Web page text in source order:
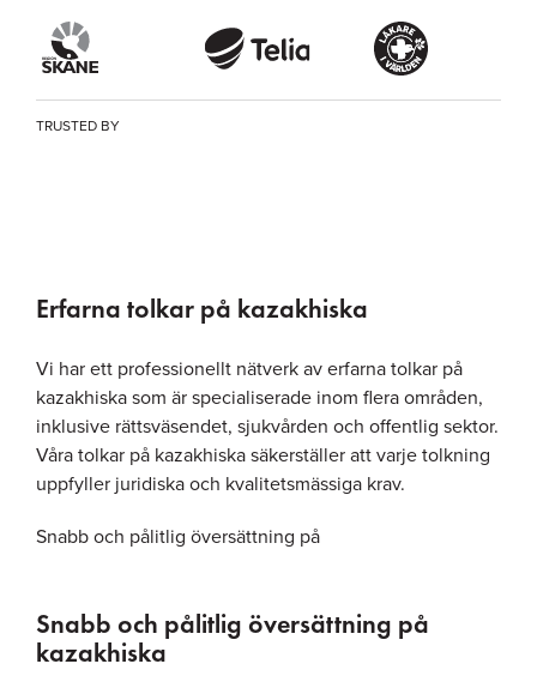
TRUSTED BY
Erfarna tolkar på kazakhiska
Vi har ett professionellt nätverk av erfarna tolkar på
kazakhiska som är specialiserade inom flera områden,
inklusive rättsväsendet, sjukvården och offentlig sektor.
Våra tolkar på kazakhiska säkerställer att varje tolkning
uppfyller juridiska och kvalitetsmässiga krav.
Snabb och pålitlig översättning på
Snabb och pålitlig översättning på
kazakhiska